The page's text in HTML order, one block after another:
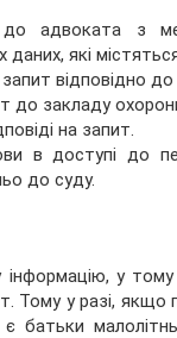
до адвоката з
даних, які
відповідно
до закладу
на запит.
в доступі до
до суду.
у
Тому у разі,
батьки